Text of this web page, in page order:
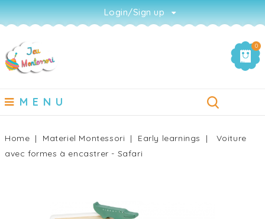
Login/Sign up
0
MENU
Home Materiel Montessori Early learnings
Voiture
avec formes à encastrer - Safari